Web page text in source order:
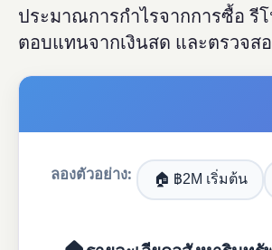
ประมาณการกำไรจากการซื้อ รี
ตอบแทนจากเงินสด และตรวจ
ลองตัวอย่าง: 🏠 ฿2M เริ่มต้น